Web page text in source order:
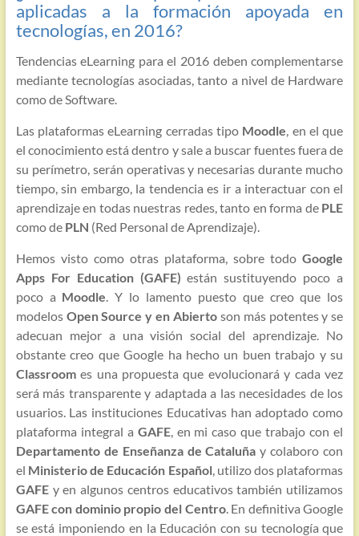
aplicadas a la formación apoyada en
tecnologías, en 2016?
Tendencias eLearning para el 2016 deben complementarse
mediante tecnologías asociadas, tanto a nivel de Hardware
como de Software.
Las plataformas eLearning cerradas tipo Moodle, en el que
el conocimiento está dentro y sale a buscar fuentes fuera de
su perímetro, serán operativas y necesarias durante mucho
tiempo, sin embargo, la tendencia es ir a interactuar con el
aprendizaje en todas nuestras redes, tanto en forma de PLE
como de PLN (Red Personal de Aprendizaje).
Hemos visto como otras plataforma, sobre todoGoogle
Apps For Education (GAFE) están sustituyendo poco a
poco a Moodle. Y lo lamento puesto que creo que los
modelos Open Source y en Abierto son más potentes y se
adecuan mejor a una visión social del aprendizaje. No
obstante creo que Google ha hecho un buen trabajo y su
Classroomes una propuesta que evolucionará y cada vez
será más transparente y adaptada a las necesidades de los
usuarios. Las instituciones Educativas han adoptado como
plataforma integral a GAFE, en mi caso que trabajo con el
Departamento de Enseñanza de Cataluña y colaboro con
el Ministerio de Educación Español, utilizo dos plataformas
GAFEy en algunos centros educativos también utilizamos
GAFE con dominio propio del Centro. En definitiva Google
se está imponiendo en la Educación con su tecnología que